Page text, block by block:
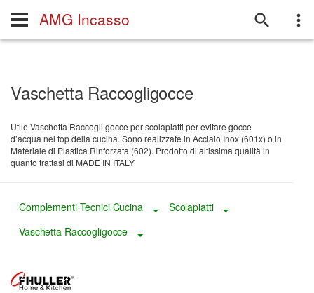
AMG Incasso
Vaschetta Raccogligocce
Utile Vaschetta Raccogli gocce per scolapiatti per evitare gocce
d’acqua nel top della cucina. Sono realizzate in Acciaio Inox (601x) o in
Materiale di Plastica Rinforzata (602). Prodotto di altissima qualità in
quanto trattasi di MADE IN ITALY
Complementi Tecnici Cucina Toggle Dropdown
Scolapiatti
Toggle Dropdown
Vaschetta Raccogligocce
Toggle Dropdown